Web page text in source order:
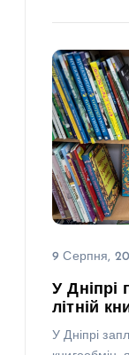
9 Серпня,
У Дніпрі
літній
У Дніпрі